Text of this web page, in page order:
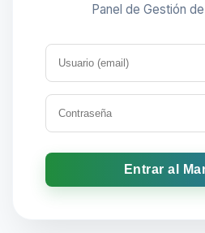
Panel de Gestión
Entrar al